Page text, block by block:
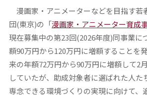
漫画家・アニメーターなどを目指す若
団(東京)の「漫画家・アニメーター育成
現在募集中の第23回(2026年度)同事業に
額90万円から120万円に増額することを
来の年額72万円から90万円に増額して2
していたが、助成対象者に選ばれた人た
専念できる環境づくりの実現に向けて、